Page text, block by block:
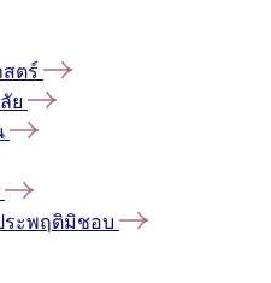
ตร์
ย
ระพฤติมิชอบ